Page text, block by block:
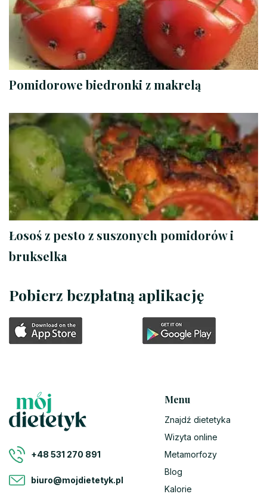
Pomidorowe biedronki z makrelą
Łosoś z pesto z suszonych pomidorów i
brukselka
Pobierz bezpłatną aplikację
+48 531 270 891
biuro@mojdietetyk.pl
Menu
Znajdź dietetyka
Wizyta online
Metamorfozy
Blog
Kalorie